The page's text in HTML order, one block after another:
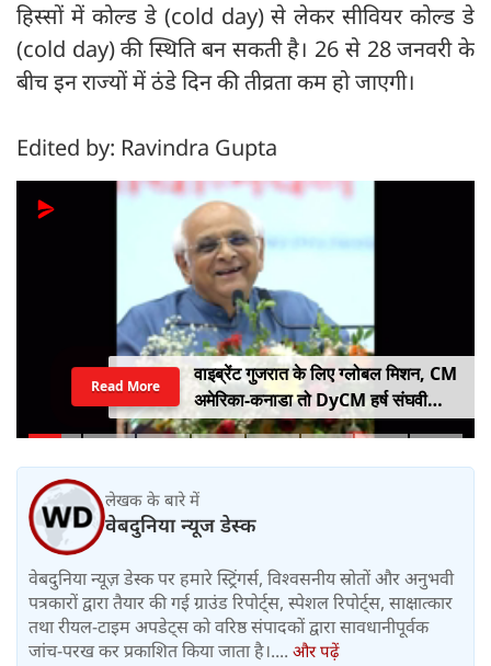
हिस्सों में कोल्ड डे (cold day) से लेकर सीवियर कोल्ड डे
(cold day) की स्थिति बन सकती है। 26 से 28 जनवरी के
बीच इन राज्यों में ठंडे दिन की तीव्रता कम हो जाएगी।
Edited by: Ravindra Gupta
वाइब्रेंट गुजरात के लिए ग्लोबल मिशन, CM
अमेरिका-कनाडा तो DyCM हर्ष संघवी
संभालेंगे जापान-यूरोप का मोर्चा
Read More
लेखक के बारे में
वेबदुनिया न्यूज डेस्क
वेबदुनिया न्यूज़ डेस्क पर हमारे स्ट्रिंगर्स, विश्वसनीय स्रोतों और अनुभवी
पत्रकारों द्वारा तैयार की गई ग्राउंड रिपोर्ट्स, स्पेशल रिपोर्ट्स, साक्षात्कार
तथा रीयल-टाइम अपडेट्स को वरिष्ठ संपादकों द्वारा सावधानीपूर्वक
जांच-परख कर प्रकाशित किया जाता है।.... और पढ़ें